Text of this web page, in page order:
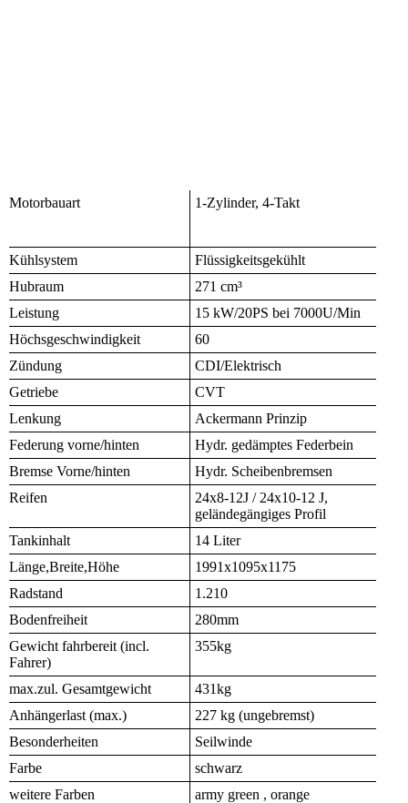
Motorbauart 1-Zylinder, 4-Takt
Kühlsystem
Flüssigkeitsgekühlt
Hubraum
271 cm³
Leistung
15 kW/20PS bei 7000U/Min
Höchsgeschwindigkeit
60
Zündung
CDI/Elektrisch
Getriebe
CVT
Lenkung
Ackermann Prinzip
Federung vorne/hinten
Hydr. gedämptes Federbein
Bremse Vorne/hinten
Hydr. Scheibenbremsen
Reifen
24x8-12J / 24x10-12 J,
geländegängiges Profil
Tankinhalt
14 Liter
Länge,Breite,Höhe
1991x1095x1175
Radstand
1.210
Bodenfreiheit
280mm
Gewicht fahrbereit (incl.
Fahrer)
355kg
max.zul. Gesamtgewicht
431kg
Anhängerlast (max.)
227 kg (ungebremst)
Besonderheiten
Seilwinde
Farbe
schwarz
weitere Farben
army green , orange